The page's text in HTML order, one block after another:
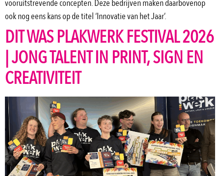
vooruitstrevende concepten. Deze bedrijven maken daarbovenop
ook nog eens kans op de titel ‘Innovatie van het Jaar’.
DIT WAS PLAKWERK FESTIVAL 2026
| JONG TALENT IN PRINT, SIGN EN
CREATIVITEIT